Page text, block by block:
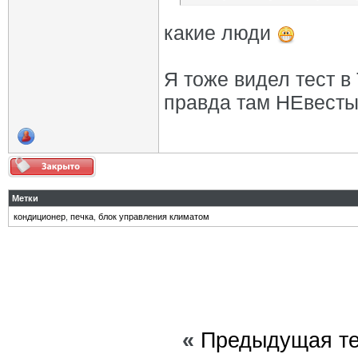
какие люди
Я тоже видел тест
правда там
Метки
кондиционер печка блок управления климатом
« Предыдущая